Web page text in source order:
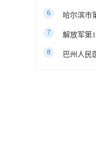
6
7 解放军第
8 巴州人民